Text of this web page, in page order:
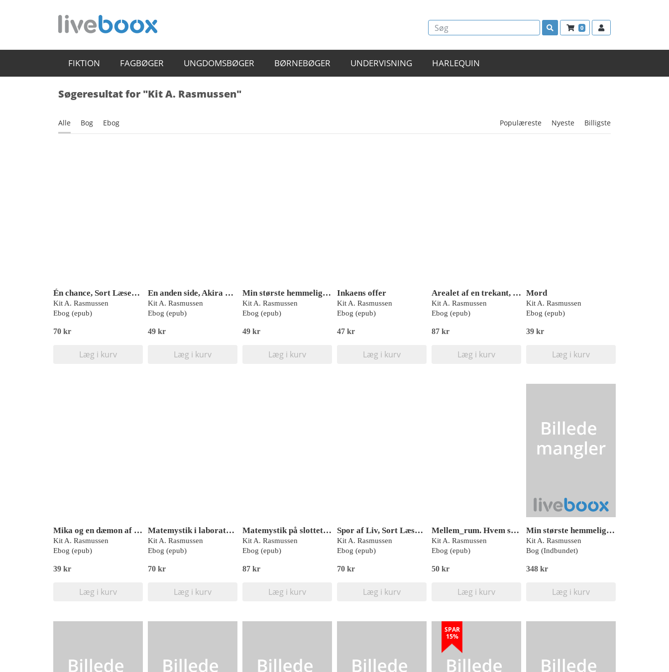
0
FIKTION FAGBØGER UNGDOMSBØGER BØRNEBØGER UNDERVISNING HARLEQUIN
Søgeresultat for "Kit A. Rasmussen"
Alle Bog Ebog Populæreste Nyeste Billigste
Én chance, Sort Læseklub
Kit A. Rasmussen
Ebog (epub)
70 kr
Læg i kurv
En anden side, Akira og Toto 1, Neuro, Læseklub
Kit A. Rasmussen
Ebog (epub)
49 kr
Læg i kurv
Min største hemmelighed, Inger, Rød Læseklub
Kit A. Rasmussen
Ebog (epub)
49 kr
Læg i kurv
Inkaens offer
Kit A. Rasmussen
Ebog (epub)
47 kr
Læg i kurv
Arealet af en trekant, Sort Læseklub
Kit A. Rasmussen
Ebog (epub)
87 kr
Læg i kurv
Mord
Kit A. Rasmussen
Ebog (epub)
39 kr
Læg i kurv
Mika og en dæmon af lava, Læs lydret 3
Kit A. Rasmussen
Ebog (epub)
39 kr
Læg i kurv
Matemystik i laboratoriet, Rød Læseklub
Kit A. Rasmussen
Ebog (epub)
70 kr
Læg i kurv
Matemystik på slottet, Rød Læseklub
Kit A. Rasmussen
Ebog (epub)
87 kr
Læg i kurv
Spor af Liv, Sort Læseklub
Kit A. Rasmussen
Ebog (epub)
70 kr
Læg i kurv
Mellem_rum. Hvem slog Frank ihjel?
Kit A. Rasmussen
Ebog (epub)
50 kr
Læg i kurv
Min største hemmelighed, Basma, Rød Læseklub
Kit A. Rasmussen
Bog (Indbundet)
348 kr
Læg i kurv
SPAR
15%